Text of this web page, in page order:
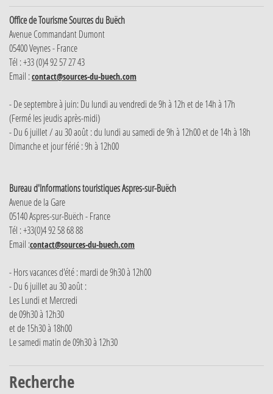
Office de Tourisme Sources du Buëch
Avenue Commandant Dumont
05400 Veynes - France
Tél : +33 (0)4 92 57 27 43
Email :contact@sources-du-buech.com
- De septembre à juin: Du lundi au vendredi de 9h à 12h et de 14h à 17h
(Fermé les jeudis après-midi)
- Du 6 juillet / au 30 août : du lundi au samedi de 9h à 12h00 et de 14h à 18h
Dimanche et jour férié : 9h à 12h00
Bureau d'Informations touristiques Aspres-sur-Buëch
Avenue de la Gare
05140 Aspres-sur-Buëch - France
Tél : +33(0)4 92 58 68 88
Email :contact@sources-du-buech.com
- Hors vacances d'été : mardi de 9h30 à 12h00
- Du 6 juillet au 30 août :
Les Lundi et Mercredi
de 09h30 à 12h30
et de 15h30 à 18h00
Le samedi matin de 09h30 à 12h30
Recherche